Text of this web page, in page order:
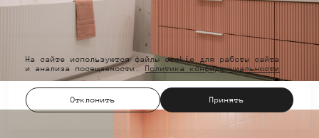
На сайте используются файлы cookie для работы сайта
и анализа посещаемости. Политика конфиденциальности
Отклонить Принять